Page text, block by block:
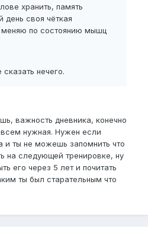
хранить, память
день своя чёткая
по состоянию мышц
нечего.
важность дневника, конечно
нужная. Нужен если
и ты не можешь запомнить что
на следующей тренировке, ну
его через 5 лет и почитать
ты был старательным что